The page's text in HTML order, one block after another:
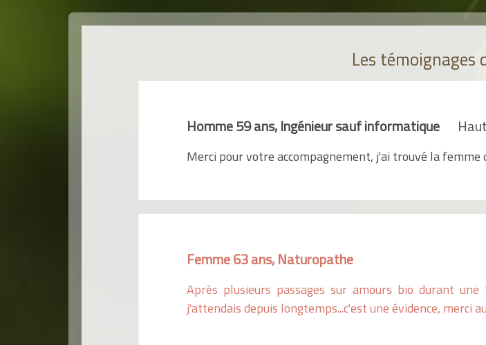
Les témoignages
Homme 59 ans, Ingénieur sauf informatique
Merci pour votre accompagnement, j'ai trouvé la femme
Femme 63 ans, Naturopathe
Après plusieurs passages sur amours bio durant
j'attendais depuis longtemps...c'est une évidence, merci